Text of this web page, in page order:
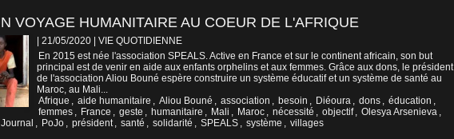
VOYAGE HUMANITAIRE AU COEUR DE L'AFRIQUE
| 21/05/2020
VIE QUOTIDIENNE
En 2015 est née l'association SPEALS. Active en France et sur le continent africain, son but
principal est de venir en aide aux enfants orphelins et aux femmes. Grâce aux dons, le président
de l'association Aliou Bouné espère construire un système éducatif et un système de santé au
Maroc, au Mali...
Afrique , aide humanitaire , Aliou Bouné , association , besoin , Diéoura , dons , éducation ,
femmes , France , geste , humanitaire , Mali , Maroc , nécessité , objectif , Olesya Arsenieva ,
, PoJo , président , santé , solidarité , SPEALS , système , villages